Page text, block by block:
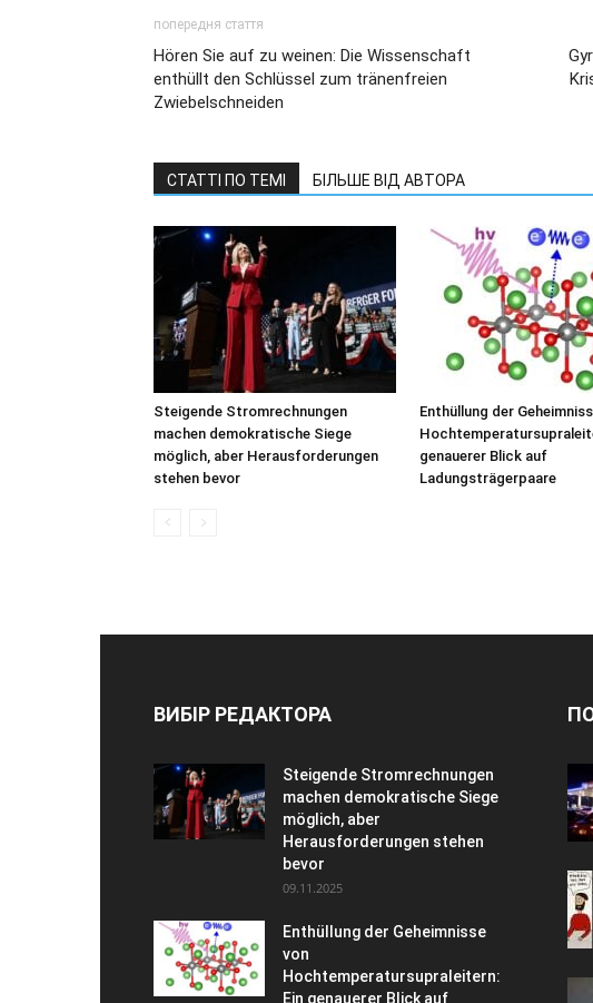
попередня стаття
Hören Sie auf zu weinen: Die Wissenschaft
enthüllt den Schlüssel zum tränenfreien
Zwiebelschneiden
СТАТТІ ПО ТЕМІ БІЛЬШЕ ВІД АВТОРА
Steigende Stromrechnungen
machen demokratische Siege
möglich, aber Herausforderungen
stehen bevor
Enthüllung der
genauerer Blick auf
Ladungsträgerpaare
ВИБІР РЕДАКТОРА
Steigende Stromrechnungen
machen demokratische Siege
möglich, aber
Herausforderungen stehen
bevor
09.11.2025
Enthüllung der Geheimnisse
von
Hochtemperatursupraleitern:
Ein genauerer Blick auf